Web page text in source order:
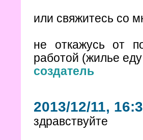
или свяжитесь со
не откажусь от
работой (жилье
создатель
2013/12/11,
здравствуйте